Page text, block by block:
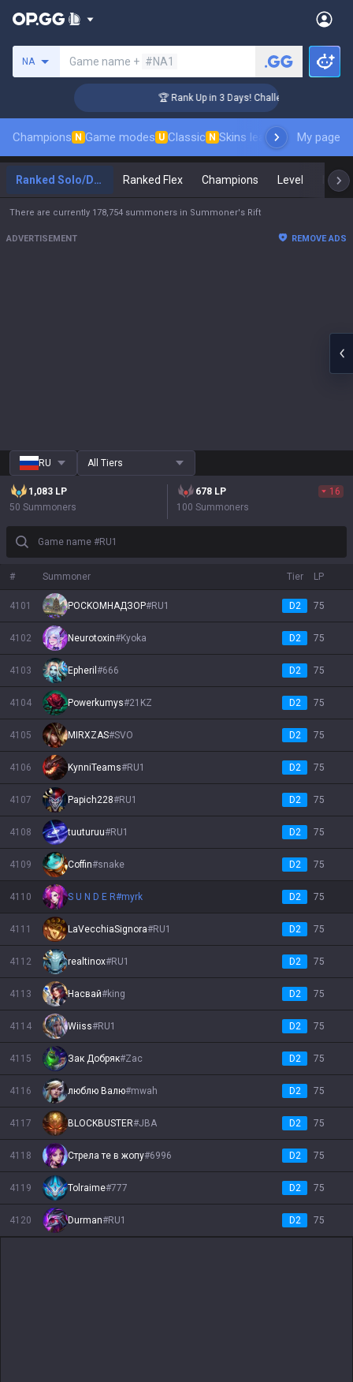
NA Game name + #NA1
🏆 Rank Up in 3 Days! Challenger Coaching
Champions N Game modes U Classic N Skins leaderboardMy page
Ranked Solo/Duo Ranked Flex Champions Level
There are currently 178,754 summoners in Summoner's Rift
ADVERTISEMENT REMOVE ADS
RU All Tiers
1,083 LP
50 Summoners
678 LP
16
100 Summoners
Game name #RU1
# Summoner Tier LP
4101 POCKOMHAДЗОР#RU1 D2 75
4102 Neurotoxin#Kyoka D2 75
4103 Epheril #666 D2 75
4104 Powerkumys#21KZ D2 75
4105 MIRXZAS#SVO D2 75
4106 KynniTeams#RU1 D2 75
4107 Pаpich228#RU1 D2 75
4108 tuuturuu#RU1 D2 75
4109 Coffin#snake D2 75
4110 S U N D E R#myrk D2 75
4111 LaVecchiaSignora#RU1 D2 75
4112 realtinox#RU1 D2 75
4113 Насвай#king D2 75
4114 Wiiss#RU1 D2 75
4115 Зак Добряк#Zac D2 75
4116 люблю Валю#mwah D2 75
4117 BLOCKBUSTER#JBA D2 75
4118 Стрела те в жопу#6996 D2 75
4119 Tolraime#777 D2 75
4120 Durman#RU1 D2 75